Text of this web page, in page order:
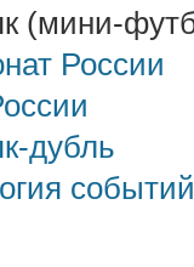
(мини-
России
дубль
событий